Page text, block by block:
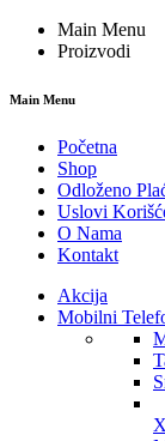
Main Menu
Proizvodi
Main Menu
Početna
Shop
Odloženo
Uslovi
O Nama
Kontakt
Akcija
Mobilni